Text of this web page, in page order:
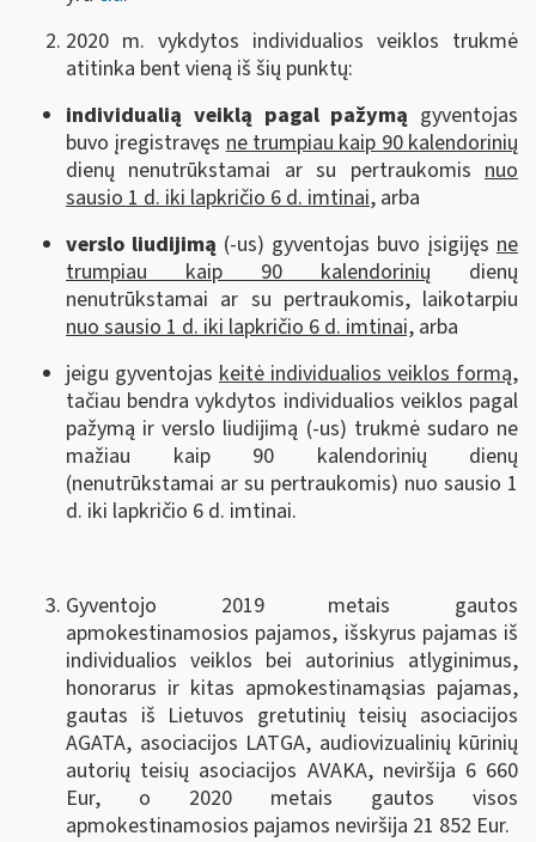
2020 m. vykdytos individualios veiklos trukmė
atitinka bent vieną iš šių punktų:
individualią veiklą pagal pažymą gyventojas
buvo įregistravęsne trumpiau kaip 90 kalendorinių
dienų nenutrūkstamai ar su pertraukomis nuo
sausio 1 d. iki lapkričio 6 d. imtinai, arba
verslo liudijimą (-us) gyventojas buvo įsigijęs ne
trumpiau kaip 90 kalendorinių dienų
nenutrūkstamai ar su pertraukomis, laikotarpiu
nuo sausio 1 d. iki lapkričio 6 d. imtinai, arba
jeigu gyventojas keitė individualios veiklos formą,
tačiau bendra vykdytos individualios veiklos pagal
pažymą ir verslo liudijimą (-us) trukmė sudaro ne
mažiau kaip 90 kalendorinių dienų
(nenutrūkstamai ar su pertraukomis) nuo sausio 1
d. iki lapkričio 6 d. imtinai.
Gyventojo 2019 metais gautos
apmokestinamosios pajamos, išskyrus pajamas iš
individualios veiklos bei autorinius atlyginimus,
honorarus ir kitas apmokestinamąsias pajamas,
gautas iš Lietuvos gretutinių teisių asociacijos
AGATA, asociacijos LATGA, audiovizualinių kūrinių
autorių teisių asociacijos AVAKA, neviršija 6 660
Eur, o 2020 metais gautos visos
apmokestinamosios pajamos neviršija 21 852 Eur.